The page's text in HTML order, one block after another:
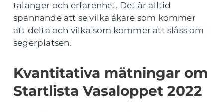
talanger och erfarenhet. Det är alltid
spännande att se vilka åkare som kommer
att delta och vilka som kommer att slåss om
segerplatsen.
Kvantitativa mätningar om
Startlista Vasaloppet 2022